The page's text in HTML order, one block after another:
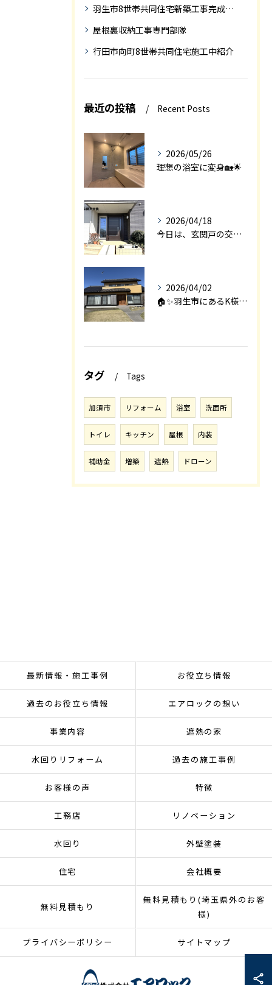
羽生市8世帯共同住宅新築工事完成迄の紹介
屋根裏収納工事専門部隊
行田市向町8世帯共同住宅施工中紹介
最近の投稿 Recent Posts
2026/05/26
理想の浴室に変身🏡🌟
2026/04/18
今日は、玄関戸の交換工事をご紹介します🚪✨。
2026/04/02
🏠✨羽生市にあるK様邸は、2008年に㈱エアロックで新築され...
タグ Tags
加須市 リフォーム 浴室 洗面所
トイレ キッチン 屋根 内装
補助金 増築 遮熱 ドローン
最新情報・施工事例 お役立ち情報
過去のお役立ち情報 エアロックの想い
事業内容 遮熱の家
水回りリフォーム 過去の施工事例
お客様の声 特徴
工務店 リノベーション
水回り 外壁塗装
住宅 会社概要
無料見積もり
無料見積もり(埼玉県外のお客
様)
プライバシーポリシー サイトマップ